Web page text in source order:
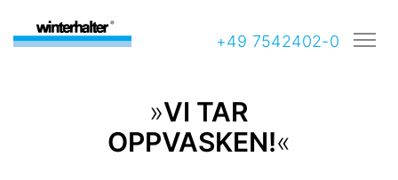
+49 7542402-0
»VI TAR
OPPVASKEN!«